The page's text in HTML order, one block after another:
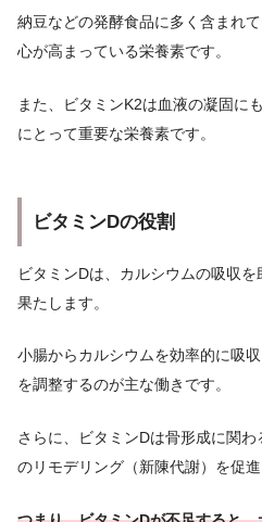
納豆などの発酵食品に多く含まれ
心が高まっている栄養素です。
また、ビタミンK2は血液の凝固に
にとって重要な栄養素です。
ビタミンDの役割
ビタミンDは、カルシウムの吸収を
果たします。
小腸からカルシウムを効率的に吸
を調整するのが主な働きです。
さらに、ビタミンDは骨形成に関
のリモデリング（新陳代謝）を促進